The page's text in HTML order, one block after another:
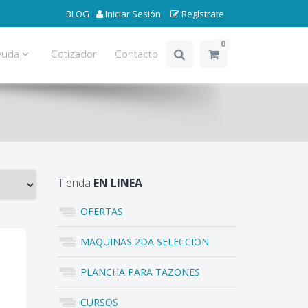
Iniciar Sesión Regístrate
BLOG
Cotizador Contacto
0
Tienda EN LINEA
OFERTAS
MAQUINAS 2DA SELECCION
PLANCHA PARA TAZONES
CURSOS